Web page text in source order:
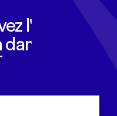
l'actualité
votre